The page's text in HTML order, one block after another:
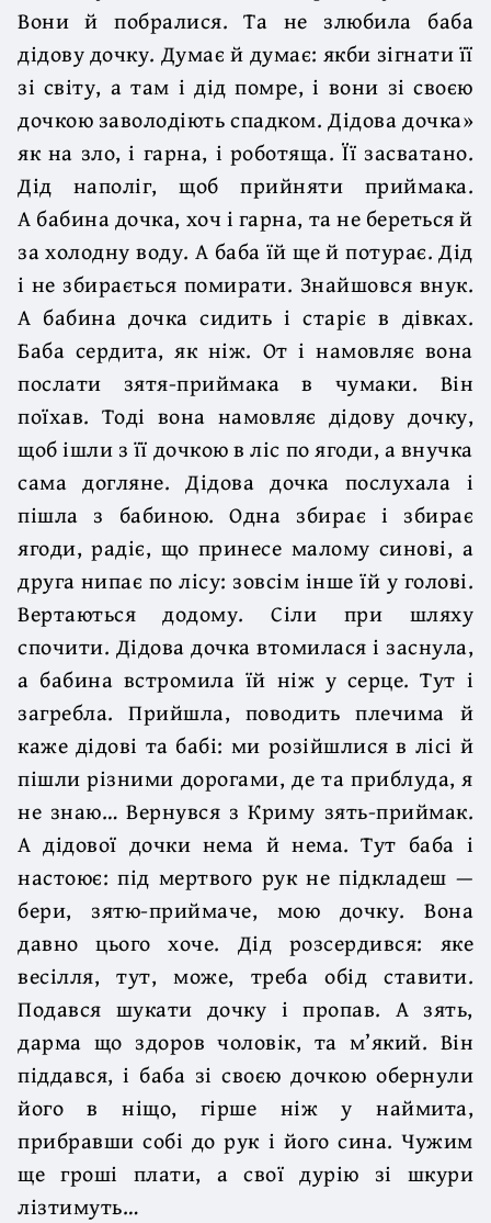
Вони й побралися. Та не злюбила баба
дідову дочку. Думає й думає: якби зігнати її
зі світу, а там і дід помре, і вони зі своєю
дочкою заволодіють спадком. Дідова дочка»
як на зло, і гарна, і роботяща. Її засватано.
Дід наполіг, щоб прийняти приймака.
А бабина дочка, хоч і гарна, та не береться й
за холодну воду. А баба їй ще й потурає. Дід
і не збирається помирати. Знайшовся внук.
А бабина дочка сидить і старіє в дівках.
Баба сердита, як ніж. От і намовляє вона
послати зятя-приймака в чумаки. Він
поїхав. Тоді вона намовляє дідову дочку,
щоб ішли з її дочкою в ліс по ягоди, а внучка
сама догляне. Дідова дочка послухала і
пішла з бабиною. Одна збирає і збирає
ягоди, радіє, що принесе малому синові, а
друга нипає по лісу: зовсім інше їй у голові.
Вертаються додому. Сіли при шляху
спочити. Дідова дочка втомилася і заснула,
а бабина встромила їй ніж у серце. Тут і
загребла. Прийшла, поводить плечима й
каже дідові та бабі: ми розійшлися в лісі й
пішли різними дорогами, де та приблуда, я
не знаю… Вернувся з Криму зять-приймак.
А дідової дочки нема й нема. Тут баба і
настоює: під мертвого рук не підкладеш —
бери, зятю-приймаче, мою дочку. Вона
давно цього хоче. Дід розсердився: яке
весілля, тут, може, треба обід ставити.
Подався шукати дочку і пропав. А зять,
дарма що здоров чоловік, та м’який. Він
піддався, і баба зі своєю дочкою обернули
його в ніщо, гірше ніж у наймита,
прибравши собі до рук і його сина. Чужим
ще гроші плати, а свої дурію зі шкури
лізтимуть…